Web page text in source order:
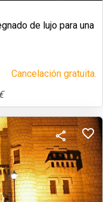
de lujo para una
Cancelación gratuita.
€